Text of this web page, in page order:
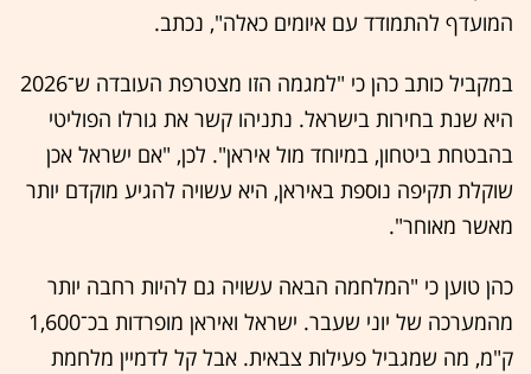
המועדף להתמודד עם איומים כאלה", נכתב.
במקביל כותב כהן כי "למגמה הזו מצטרפת העובדה ש־2026
היא שנת בחירות בישראל. נתניהו קשר את גורלו הפוליטי
בהבטחת ביטחון, במיוחד מול איראן". לכן, "אם ישראל אכן
שוקלת תקיפה נוספת באיראן, היא עשויה להגיע מוקדם יותר
מאשר מאוחר".
כהן טוען כי "המלחמה הבאה עשויה גם להיות רחבה יותר
מהמערכה של יוני שעבר. ישראל ואיראן מופרדות בכ־1,600
ק"מ, מה שמגביל פעילות צבאית. אבל קל לדמיין מלחמת